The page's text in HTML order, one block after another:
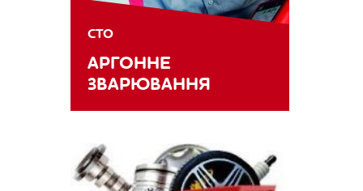
СТО
АРГОННЕ
ЗВАРЮВАННЯ